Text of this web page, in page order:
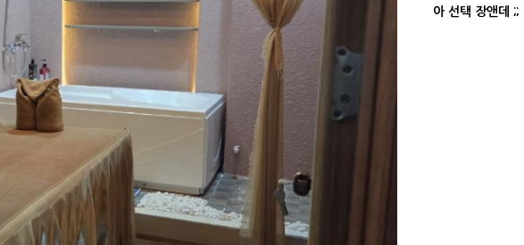
아 선택 장앤데 ;;